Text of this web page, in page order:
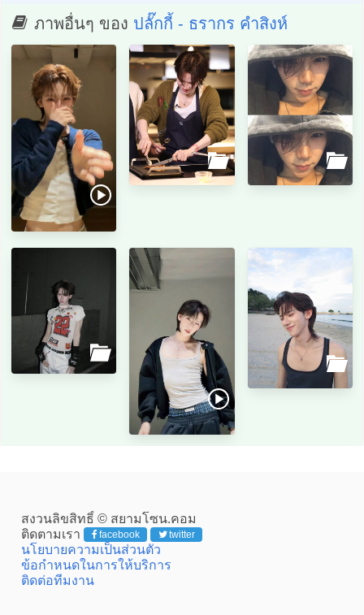
ภาพอื่นๆ ของ ปลั๊กกี้ - ธรากร คำสิงห์
สงวนลิขสิทธิ์ © สยามโซน.คอม
ติดตามเรา
facebook twitter
นโยบายความเป็นส่วนตัว
ข้อกำหนดในการให้บริการ
ติดต่อทีมงาน